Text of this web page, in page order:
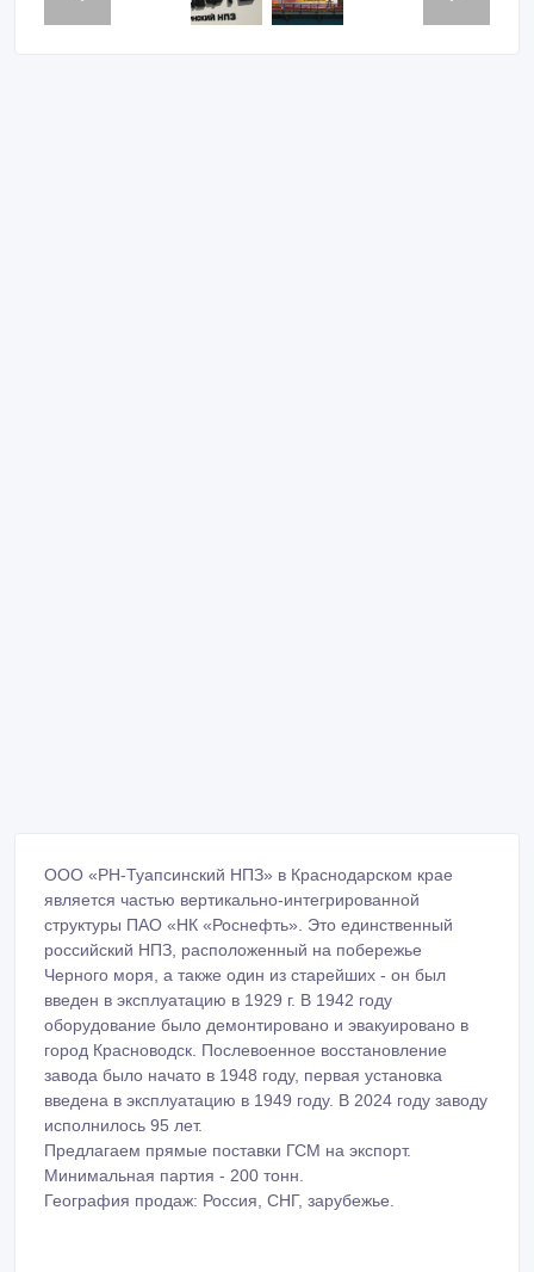
ООО «РН-Туапсинский НПЗ» в Краснодарском крае
является частью вертикально-интегрированной
структуры ПАО «НК «Роснефть». Это единственный
российский НПЗ, расположенный на побережье
Черного моря, а также один из старейших - он был
введен в эксплуатацию в 1929 г. В 1942 году
оборудование было демонтировано и эвакуировано в
город Красноводск. Послевоенное восстановление
завода было начато в 1948 году, первая установка
введена в эксплуатацию в 1949 году. В 2024 году заводу
исполнилось 95 лет.
Предлагаем прямые поставки ГСМ на экспорт.